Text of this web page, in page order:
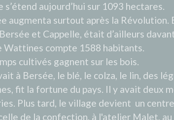
s’étend aujourd’hui sur 1093 hectares.
augmenta surtout après la
et Cappelle, était d’ailleurs
Wattines compte 1588 habitants.
cultivés gagnent sur les bois.
à Bersée, le blé, le colza, le lin, des
fit la fortune du pays. Il y avait deux
Plus tard, le village devient un
de la confection, à l'atelier Malet,